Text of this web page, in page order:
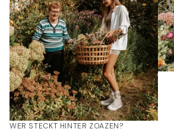
WER STECKT HINTER ZOAZEN?